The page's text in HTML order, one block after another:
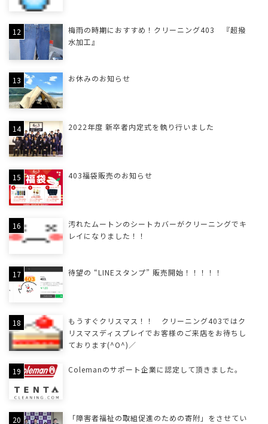
梅雨の時期におすすめ！クリーニング403 『超撥
水加工』
お休みのお知らせ
2022年度 新卒者内定式を執り行いました
403福袋販売のお知らせ
汚れたムートンのシートカバーがクリーニングでキ
レイになりました！！
待望の “LINEスタンプ” 販売開始！！！！！
もうすぐクリスマス！！ クリーニング403ではク
リスマスディスプレイでお客様のご来店をお待ちし
ております(^O^)／
Colemanのサポート企業に認定して頂きました。
「障害者福祉の取組促進のための寄附」をさせてい